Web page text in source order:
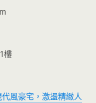
樓
風豪宅，激盪精緻人